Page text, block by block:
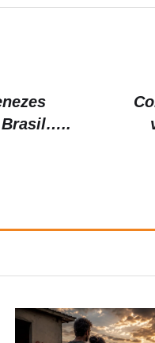
Brasil…..